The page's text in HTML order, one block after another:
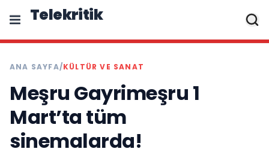
Telekritik
ANA SAYFA/KÜLTÜR VE SANAT
Meşru Gayrimeşru 1
Mart’ta tüm
sinemalarda!